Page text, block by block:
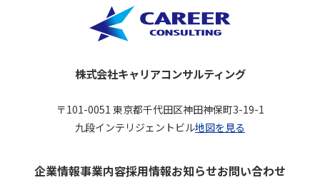
株式会社キャリアコンサルティング
〒101-0051 東京都千代田区神田神保町3-19-1
九段インテリジェントビル地図を見る
企業情報事業内容採用情報お知らせお問い合わせ